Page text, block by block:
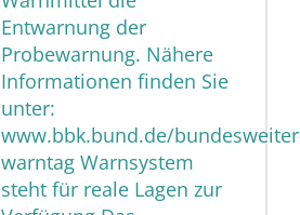
Entwarnung der
Probewarnung. Nähere
Informationen finden Sie
unter:
www.bbk.bund.de/
warntag Warnsystem
steht für reale Lagen zur